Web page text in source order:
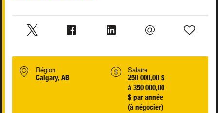
Région
Calgary, AB
Salaire
250 000,00 $
à 350 000,00
$ par année
(à négocier)